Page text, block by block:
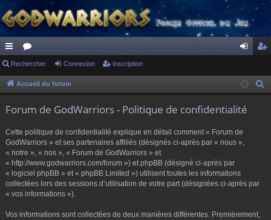
ac
co
s
or
u ne cri
Rechercher Connexion Inscription
Accueil du forum
Forum de GodWarriors - Politique de confidentialité
Cette politique de confidentialité explique en détail comment « Forum de
GodWarriors » et ses partenaires affiliés (désignés ci-après par « nous »,
« notre », « nos », « Forum de GodWarriors » et
« http://www.godwarriors.com/forum ») et phpBB (désigné ci-après par
« logiciel phpBB » et « phpBB Limited ») utilisent toutes les informations
collectées lors des sessions d’utilisation de votre part (désignées ci-après par
« vos informations »).
Vos informations sont collectées de deux manières différentes. Premièrement,